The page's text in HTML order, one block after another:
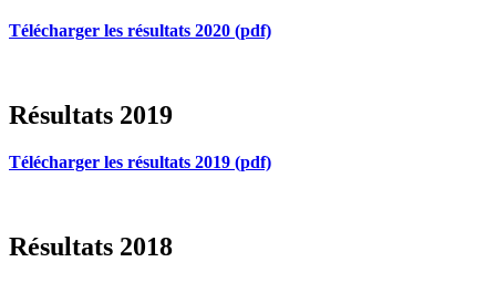
Télécharger les résultats 2020 (pdf)
Résultats 2019
Télécharger les résultats 2019 (pdf)
Résultats 2018